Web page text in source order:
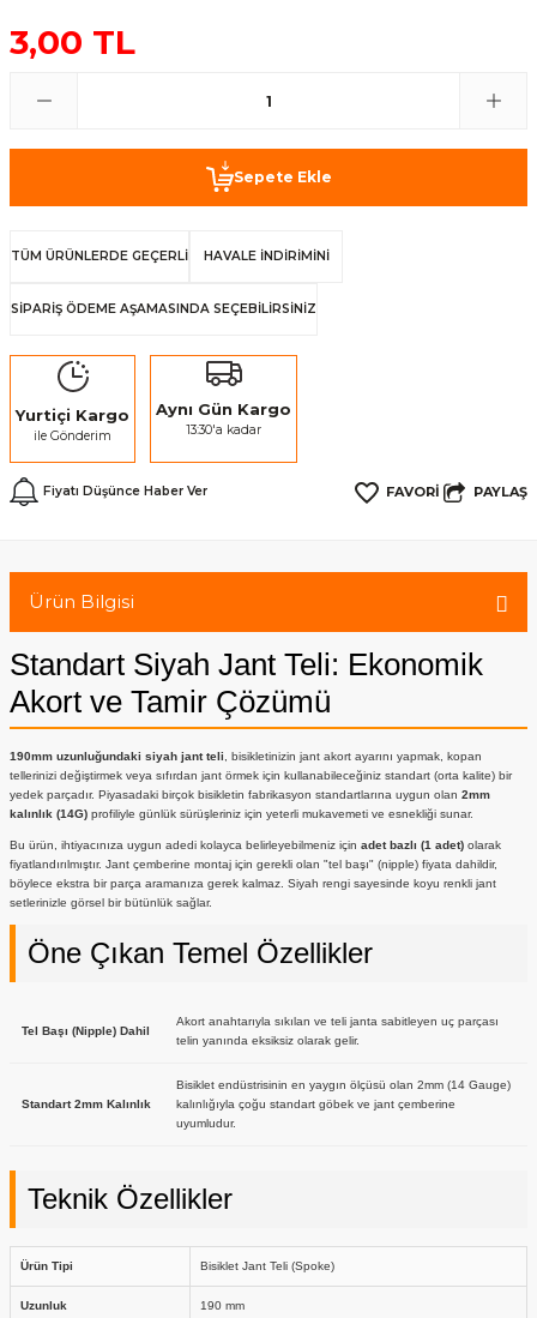
3,00 TL
Sepete Ekle
TÜM ÜRÜNLERDE GEÇERLİ HAVALE İNDİRİMİNİ
SİPARİŞ ÖDEME AŞAMASINDA SEÇEBİLİRSİNİZ
Yurtiçi Kargo
ile Gönderim
Aynı Gün Kargo
13:30'a kadar
Fiyatı Düşünce Haber Ver PAYLAŞ
Ürün Bilgisi
Standart Siyah Jant Teli: Ekonomik
Akort ve Tamir Çözümü
190mm uzunluğundaki siyah jant teli , bisikletinizin jant akort ayarını yapmak, kopan
tellerinizi değiştirmek veya sıfırdan jant örmek için kullanabileceğiniz standart (orta kalite) bir
yedek parçadır. Piyasadaki birçok bisikletin fabrikasyon standartlarına uygun olan 2mm
kalınlık (14G) profiliyle günlük sürüşleriniz için yeterli mukavemeti ve esnekliği sunar.
Bu ürün, ihtiyacınıza uygun adedi kolayca belirleyebilmeniz için adet bazlı (1 adet) olarak
fiyatlandırılmıştır. Jant çemberine montaj için gerekli olan "tel başı" (nipple) fiyata dahildir,
böylece ekstra bir parça aramanıza gerek kalmaz. Siyah rengi sayesinde koyu renkli jant
setlerinizle görsel bir bütünlük sağlar.
Öne Çıkan Temel Özellikler
Tel Başı (Nipple) Dahil
Akort anahtarıyla sıkılan ve teli janta sabitleyen uç parçası
telin yanında eksiksiz olarak gelir.
Standart 2mm Kalınlık
Bisiklet endüstrisinin en yaygın ölçüsü olan 2mm (14 Gauge)
kalınlığıyla çoğu standart göbek ve jant çemberine
uyumludur.
Teknik Özellikler
Ürün Tipi Bisiklet Jant Teli (Spoke)
Uzunluk 190 mm